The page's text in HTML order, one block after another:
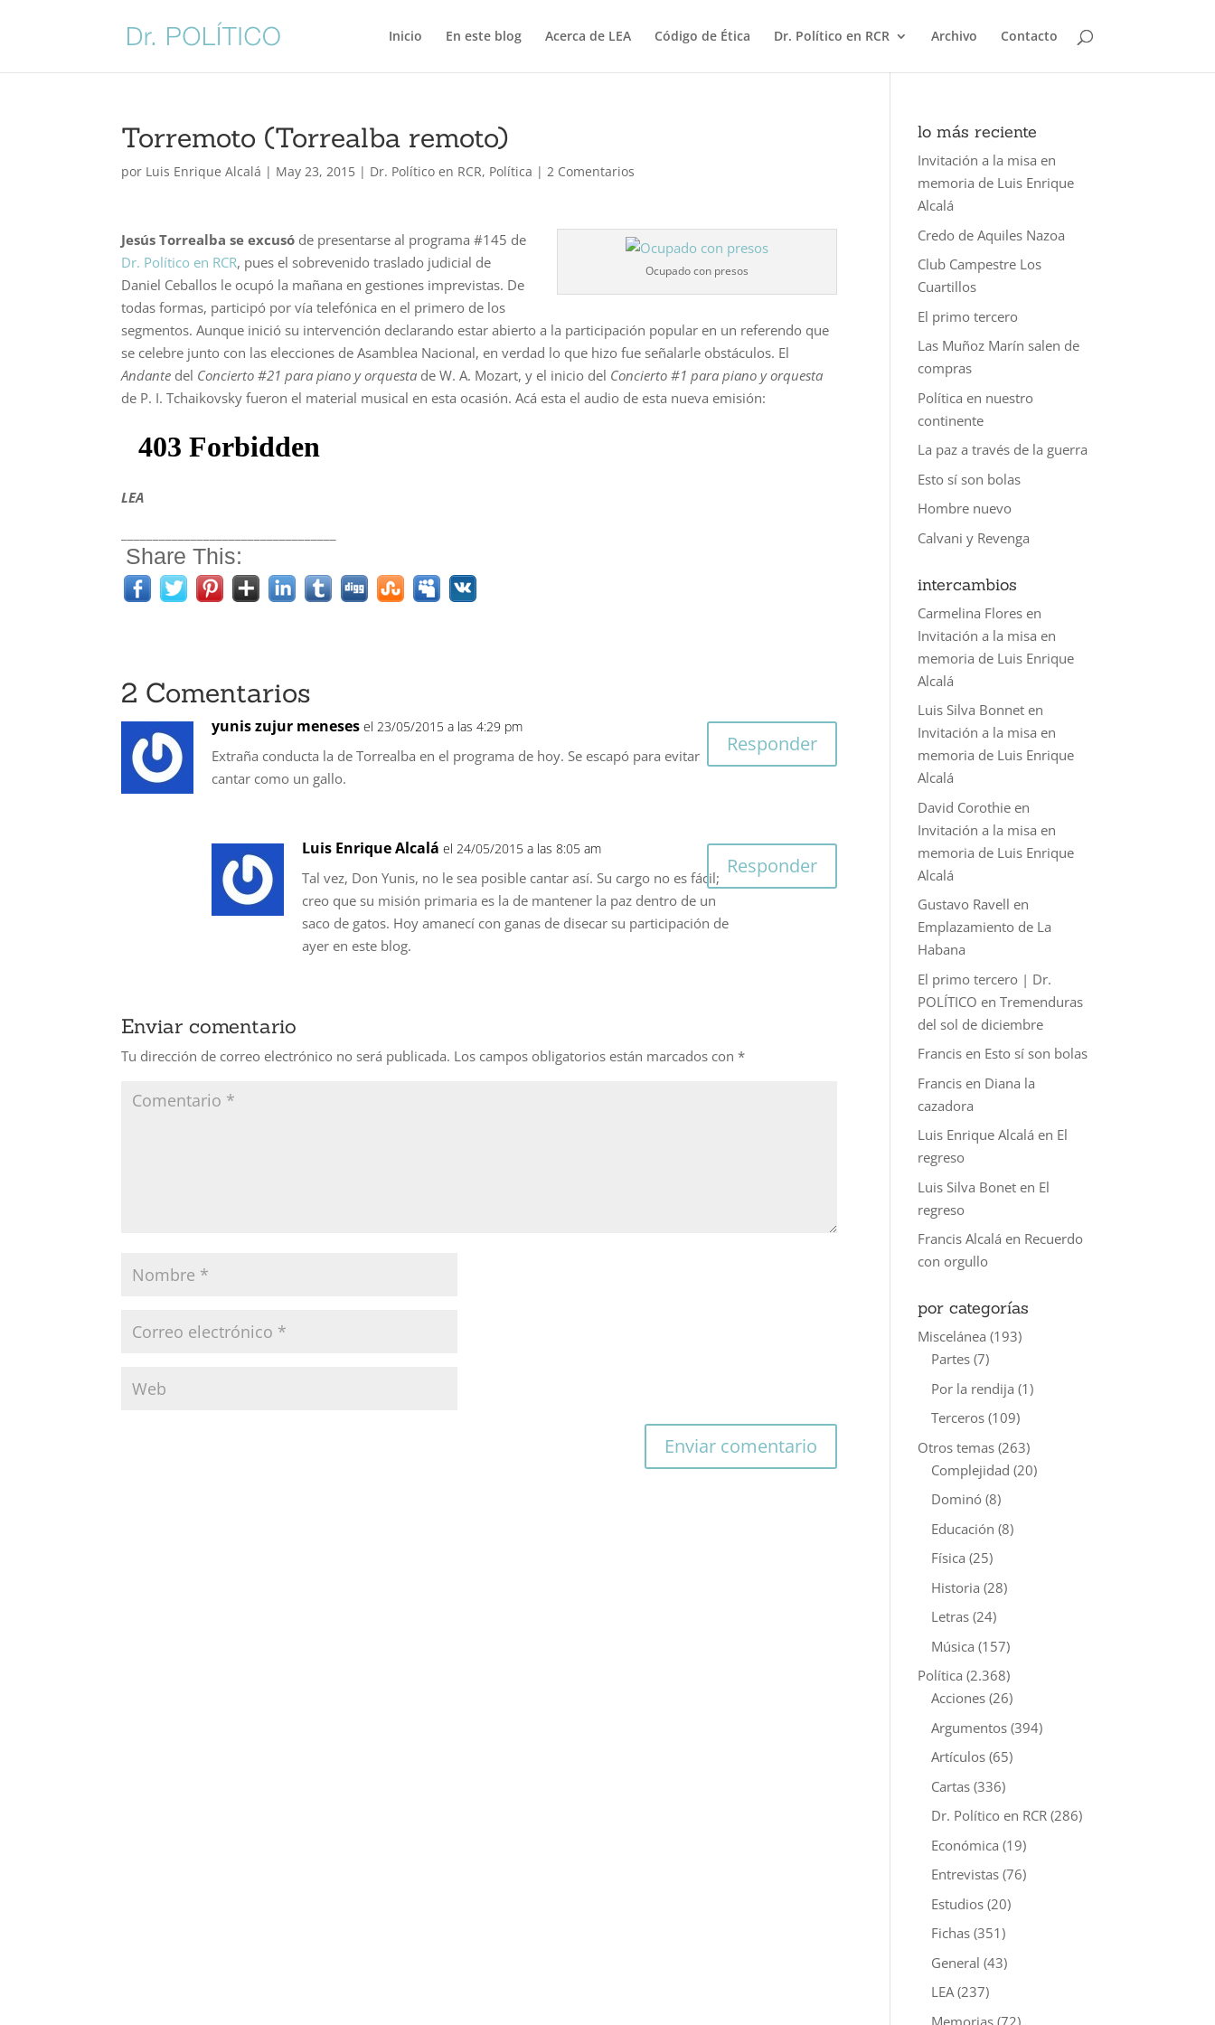
Inicio En este blog Acerca de LEA Código de Ética Dr. Político en RCR Archivo Contacto
Torremoto (Torrealba remoto)
por Luis Enrique Alcalá | May 23, 2015 | Dr. Político en RCR, Política |2 Comentarios
Ocupado con presos
Jesús Torrealba se excusó de presentarse al programa #145 de
Dr. Político en RCR, pues el sobrevenido traslado judicial de
Daniel Ceballos le ocupó la mañana en gestiones imprevistas. De
todas formas, participó por vía telefónica en el primero de los
segmentos. Aunque inició su intervención declarando estar abierto a la participación popular en un referendo que
se celebre junto con las elecciones de Asamblea Nacional, en verdad lo que hizo fue señalarle obstáculos. El
Andante del Concierto #21 para piano y orquesta de W. A. Mozart, y el inicio del Concierto #1 para piano y orquesta
de P. I. Tchaikovsky fueron el material musical en esta ocasión. Acá esta el audio de esta nueva emisión:
LEA
Share This:
2 Comentarios
yunis zujur meneses el 23/05/2015 a las 4:29 pm
Extraña conducta la de Torrealba en el programa de hoy. Se escapó para evitar
cantar como un gallo.
Responder
Luis Enrique Alcalá el 24/05/2015 a las 8:05 am
Tal vez, Don Yunis, no le sea posible cantar así. Su cargo no es fácil;
creo que su misión primaria es la de mantener la paz dentro de un
saco de gatos. Hoy amanecí con ganas de disecar su participación de
ayer en este blog.
Responder
Enviar comentario
Tu dirección de correo electrónico no será publicada. Los campos obligatorios están marcados con*
lo más reciente
Invitación a la misa en
memoria de Luis Enrique
Alcalá
Credo de Aquiles Nazoa
Club Campestre Los
Cuartillos
El primo tercero
Las Muñoz Marín salen de
compras
Política en nuestro
continente
La paz a través de la guerra
Esto sí son bolas
Hombre nuevo
Calvani y Revenga
intercambios
Carmelina Flores en
Invitación a la misa en
memoria de Luis Enrique
Alcalá
Luis Silva Bonnet en
Invitación a la misa en
memoria de Luis Enrique
Alcalá
David Corothie en
Invitación a la misa en
memoria de Luis Enrique
Alcalá
Gustavo Ravell en
Emplazamiento de La
Habana
El primo tercero | Dr.
POLÍTICO enTremenduras
del sol de diciembre
Francis en Esto sí son bolas
Francis en Diana la
cazadora
Luis Enrique Alcalá en El
regreso
Luis Silva Bonet en El
regreso
Francis Alcalá en Recuerdo
con orgullo
por categorías
Miscelánea (193)
Partes (7)
Por la rendija (1)
Terceros (109)
Otros temas (263)
Complejidad (20)
Dominó (8)
Educación (8)
Física (25)
Historia (28)
Letras (24)
Música (157)
Política (2.368)
Acciones (26)
Argumentos (394)
Artículos (65)
Cartas (336)
Dr. Político en RCR (286)
Económica (19)
Entrevistas (76)
Estudios (20)
Fichas (351)
General (43)
LEA(237)
Memorias (72)